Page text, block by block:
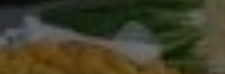
Marketing
Marketing Cookies werden von Drittanbietern oder
Publishern verwendet, um personalisierte